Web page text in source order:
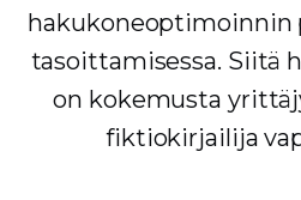
hakukoneoptimoinnin
tasoittamisessa. Siitä
on kokemusta
fiktiokirjailija